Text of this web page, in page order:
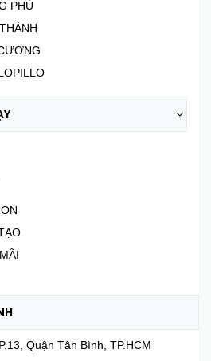
PHÚ
Quận Tân Bình, TP.HCM